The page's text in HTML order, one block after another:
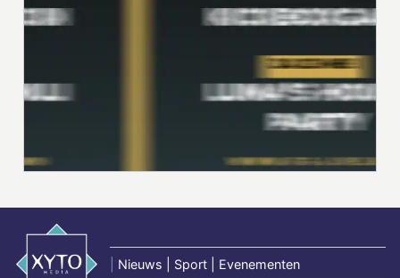
Nieuws | Sport | Evenementen